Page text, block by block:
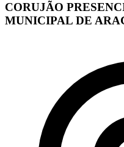
CORUJÃO
MUNICIPAL DE